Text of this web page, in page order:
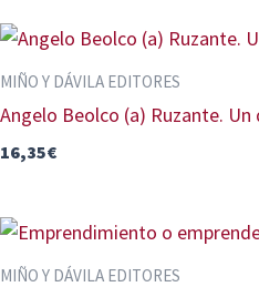
MIÑO Y DÁVILA EDITORES
Angelo Beolco (a) Ruzante.
16,35€
MIÑO Y DÁVILA EDITORES